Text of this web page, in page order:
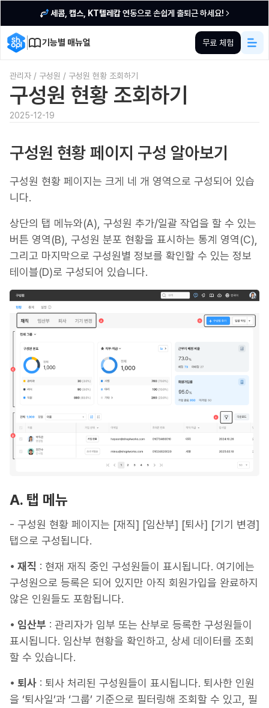
세콤, 캡스, KT텔레캅연동으로 손쉽게 출퇴근 하세요!
기능별 매뉴얼 무료 체험
관리자 / 구성원 / 구성원 현황 조회하기
구성원 현황 조회하기
2025-12-19
구성원 현황 페이지 구성 알아보기
구성원 현황 페이지는 크게 네 개 영역으로 구성되어 있습
니다.
상단의 탭 메뉴와(A), 구성원 추가/일괄 작업을 할 수 있는
버튼 영역(B), 구성원 분포 현황을 표시하는 통계 영역(C),
그리고 마지막으로 구성원별 정보를 확인할 수 있는 정보
테이블(D)로 구성되어 있습니다.
A. 탭 메뉴
- 구성원 현황 페이지는 [재직] [임산부] [퇴사] [기기 변경]
탭으로 구성됩니다.
• 재직 : 현재 재직 중인 구성원들이 표시됩니다. 여기에는
구성원으로 등록은 되어 있지만 아직 회원가입을 완료하지
않은 인원들도 포함됩니다.
• 임산부 : 관리자가 임부 또는 산부로 등록한 구성원들이
표시됩니다. 임산부 현황을 확인하고, 상세 데이터를 조회
할 수 있습니다.
• 퇴사 : 퇴사 처리된 구성원들이 표시됩니다. 퇴사한 인원
을 ‘퇴사일’과 ‘그룹’ 기준으로 필터링해 조회할 수 있고, 필